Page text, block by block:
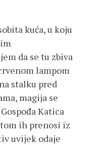
kuća, u koju
da se tu zbiva
lampom
stalku pred
magija se
Katica
ih prenosi iz
uvijek odaje